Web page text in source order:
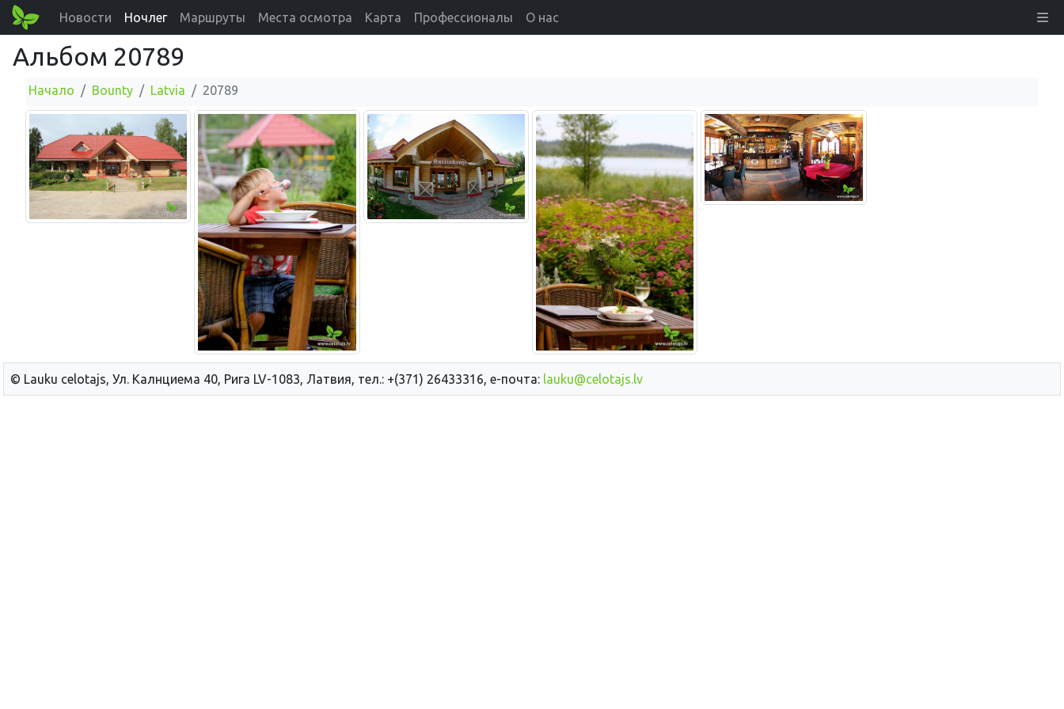
Новости Ночлег Маршруты Места осмотра Карта Профессионалы О нас
Альбом 20789
Начало Bounty Latvia 20789
© Lauku сelotajs, Ул. Калнциема 40, Рига LV-1083, Латвия, тел.: +(371) 26433316, е-почта: lauku@celotajs.lv